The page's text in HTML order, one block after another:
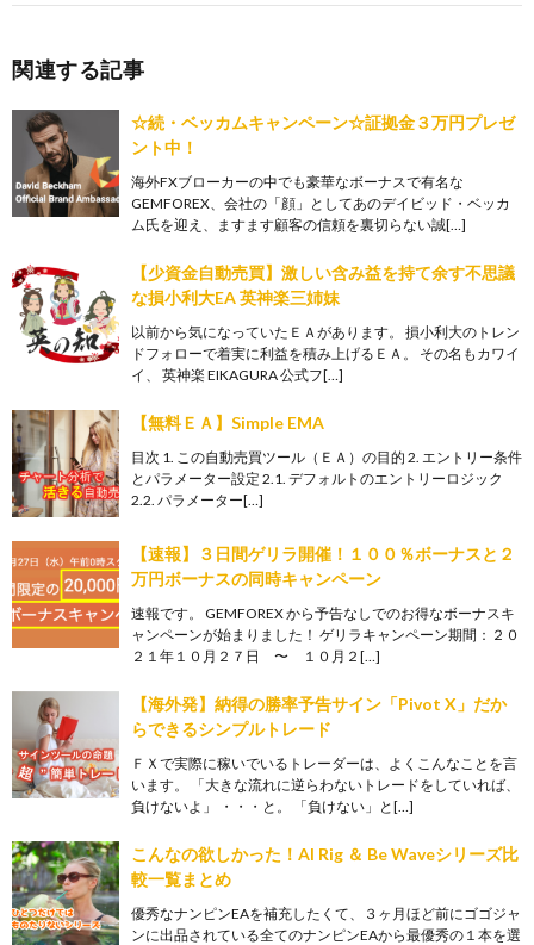
関連する記事
☆続・ベッカムキャンペーン☆証拠金３万円プレゼ
ント中！
海外FXブローカーの中でも豪華なボーナスで有名な
GEMFOREX、会社の「顔」としてあのデイビッド・ベッカ
ム氏を迎え、ますます顧客の信頼を裏切らない誠[…]
【少資金自動売買】激しい含み益を持て余す不思議
な損小利大EA 英神楽三姉妹
以前から気になっていたＥＡがあります。 損小利大のトレン
ドフォローで着実に利益を積み上げるＥＡ。 その名もカワイ
イ、 英神楽 EIKAGURA 公式フ[…]
【無料ＥＡ】Simple EMA
目次 1. この自動売買ツール（ＥＡ）の目的 2. エントリー条件
とパラメーター設定 2.1. デフォルトのエントリーロジック
2.2. パラメーター[…]
【速報】３日間ゲリラ開催！１００％ボーナスと２
万円ボーナスの同時キャンペーン
速報です。 GEMFOREX から予告なしでのお得なボーナスキ
ャンペーンが始まりました！ ゲリラキャンペーン期間：２０
２１年１０月２７日 〜 １０月２[…]
【海外発】納得の勝率予告サイン「Pivot X」だか
らできるシンプルトレード
ＦＸで実際に稼いでいるトレーダーは、よくこんなことを言
います。 「大きな流れに逆らわないトレードをしていれば、
負けないよ」 ・・・と。 「負けない」と[…]
こんなの欲しかった！AI Rig ＆ Be Waveシリーズ比
較一覧まとめ
優秀なナンピンEAを補充したくて、３ヶ月ほど前にゴゴジャ
ンに出品されている全てのナンピンEAから最優秀の１本を選